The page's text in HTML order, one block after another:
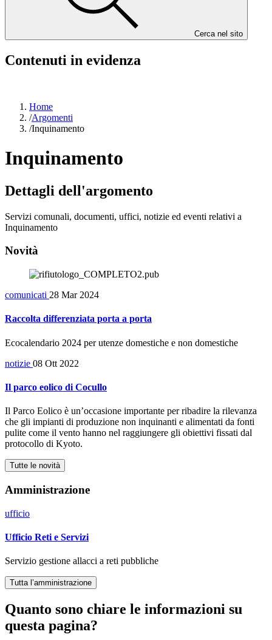
Cerca nel sito
Contenuti in evidenza
Home
/Argomenti
/Inquinamento
Inquinamento
Dettagli dell'argomento
Servizi comunali, documenti, uffici, notizie ed eventi relativi a
Inquinamento
Novità
comunicati 28 Mar 2024
Raccolta differenziata porta a porta
Ecocalendario 2024 per utenze domestiche e non domestiche
notizie 08 Ott 2022
Il parco eolico di Cocullo
Il Parco Eolico è un’occasione importante per ribadire la rilevanza
che gli impianti di produzione non inquinanti e alimentati da fonti
pulite come il vento hanno nel raggiungere gli obiettivi fissati dal
protocollo di Kyoto.
Tutte le novità
Amministrazione
ufficio
Ufficio Reti e Servizi
Servizio gestione allacci a reti pubbliche
Tutta l’amministrazione
Quanto sono chiare le informazioni su
questa pagina?